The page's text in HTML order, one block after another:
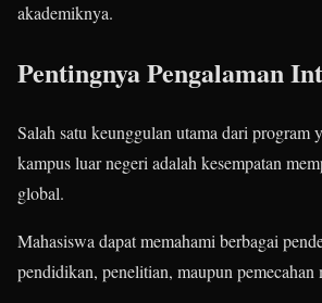
akademiknya.
Pentingnya Pengalaman
Salah satu keunggulan utama dari program
kampus luar negeri adalah kesempatan
global.
Mahasiswa dapat memahami berbagai
pendidikan, penelitian, maupun pemecahan